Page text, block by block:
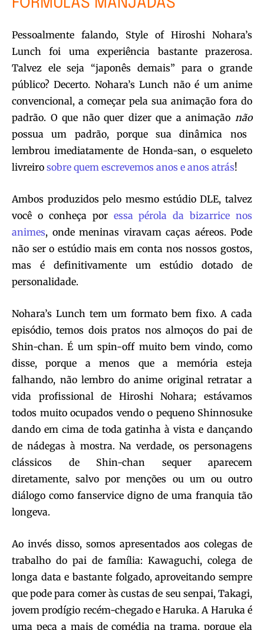
FÓRMULAS MANJADAS
Pessoalmente falando, Style of Hiroshi Nohara’s
Lunch foi uma experiência bastante prazerosa.
Talvez ele seja “japonês demais” para o grande
público? Decerto. Nohara’s Lunch não é um anime
convencional, a começar pela sua animação fora do
padrão. O que não quer dizer que a animação não
possua um padrão, porque sua dinâmica nos
lembrou imediatamente de Honda-san, o esqueleto
livreiro sobre quem escrevemos anos e anos atrás!
Ambos produzidos pelo mesmo estúdio DLE, talvez
você o conheça por essa pérola da bizarrice nos
animes, onde meninas viravam caças aéreos. Pode
não ser o estúdio mais em conta nos nossos gostos,
mas é definitivamente um estúdio dotado de
personalidade.
Nohara’s Lunch tem um formato bem fixo. A cada
episódio, temos dois pratos nos almoços do pai de
Shin-chan. É um spin-off muito bem vindo, como
disse, porque a menos que a memória esteja
falhando, não lembro do anime original retratar a
vida profissional de Hiroshi Nohara; estávamos
todos muito ocupados vendo o pequeno Shinnosuke
dando em cima de toda gatinha à vista e dançando
de nádegas à mostra. Na verdade, os personagens
clássicos de Shin-chan sequer aparecem
diretamente, salvo por menções ou um ou outro
diálogo como fanservice digno de uma franquia tão
longeva.
Ao invés disso, somos apresentados aos colegas de
trabalho do pai de família: Kawaguchi, colega de
longa data e bastante folgado, aproveitando sempre
que pode para comer às custas de seu senpai, Takagi,
jovem prodígio recém-chegado e Haruka. A Haruka é
uma peça a mais de comédia na trama, porque ela